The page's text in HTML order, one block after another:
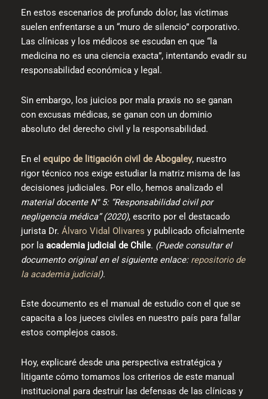
En estos escenarios de profundo dolor, las víctimas
suelen enfrentarse a un “muro de silencio” corporativo.
Las clínicas y los médicos se escudan en que “la
medicina no es una ciencia exacta”, intentando evadir su
responsabilidad económica y legal.
Sin embargo, los juicios por mala praxis no se ganan
con excusas médicas, se ganan con un dominio
absoluto del derecho civil y la responsabilidad.
En el equipo de litigación civil de Abogaley, nuestro
rigor técnico nos exige estudiar la matriz misma de las
decisiones judiciales. Por ello, hemos analizado el
material docente N° 5: “Responsabilidad civil por
negligencia médica” (2020), escrito por el destacado
jurista Dr. Álvaro Vidal Olivares y publicado oficialmente
por la academia judicial de Chile. (Puede consultar el
documento original en el siguiente enlace: repositorio de
la academia judicial).
Este documento es el manual de estudio con el que se
capacita a los jueces civiles en nuestro país para fallar
estos complejos casos.
Hoy, explicaré desde una perspectiva estratégica y
litigante cómo tomamos los criterios de este manual
institucional para destruir las defensas de las clínicas y